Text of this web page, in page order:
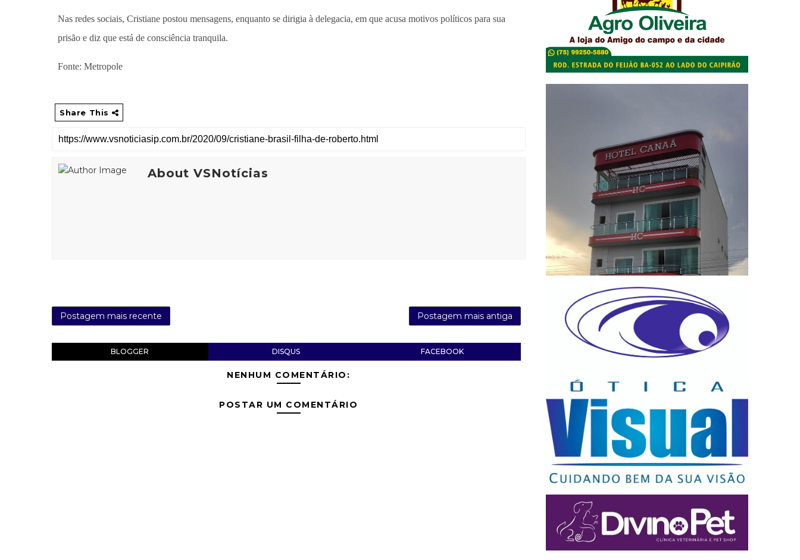
Nas redes sociais, Cristiane postou mensagens, enquanto se dirigia à delegacia, em que acusa motivos políticos para sua
prisão e diz que está de consciência tranquila.
Fonte: Metropole
Share This
About VSNotícias
Postagem mais recente Postagem mais antiga
BLOGGER DISQUS FACEBOOK
NENHUM COMENTÁRIO:
POSTAR UM COMENTÁRIO